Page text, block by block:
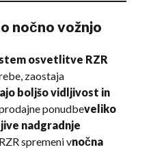
nočno vožnjo
osvetlitve RZR
zaostaja
boljšo vidljivost in
ponudbeveliko
nadgradnje
spremeni vnočna